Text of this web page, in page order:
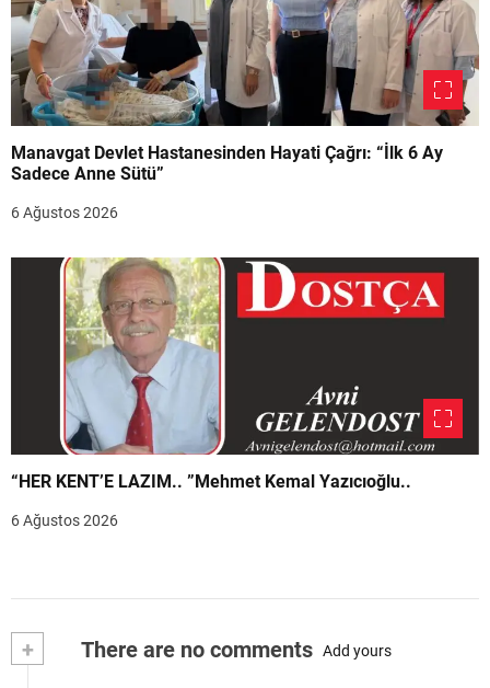
Manavgat Devlet Hastanesinden Hayati Çağrı: “İlk 6 Ay
Sadece Anne Sütü”
6 Ağustos 2026
“HER KENT’E LAZIM.. ”Mehmet Kemal Yazıcıoğlu..
6 Ağustos 2026
+ There are no comments Add yours